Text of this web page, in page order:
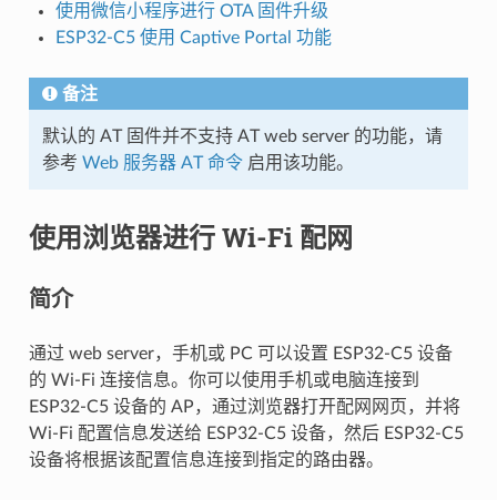
使用微信小程序进行 OTA 固件升级
ESP32-C5 使用 Captive Portal 功能
备注
默认的 AT 固件并不支持 AT web server 的功能，请
参考 Web 服务器 AT 命令启用该功能。
使用浏览器进行 Wi-Fi 配网
简介
通过 web server，手机或 PC 可以设置 ESP32-C5 设备
的 Wi-Fi 连接信息。你可以使用手机或电脑连接到
ESP32-C5 设备的 AP，通过浏览器打开配网网页，并将
Wi-Fi 配置信息发送给 ESP32-C5 设备，然后 ESP32-C5
设备将根据该配置信息连接到指定的路由器。